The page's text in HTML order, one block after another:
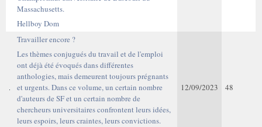
Massachusetts.
Hellboy Dom
Travailler encore ?
Les thèmes conjugués du travail et de l'emploi
ont déjà été évoqués dans différentes
anthologies, mais demeurent toujours prégnants
et urgents. Dans ce volume, un certain nombre
d'auteurs de SF et un certain nombre de
chercheurs universitaires confrontent leurs idées,
leurs espoirs, leurs craintes, leurs convictions.
12/09/2023 48